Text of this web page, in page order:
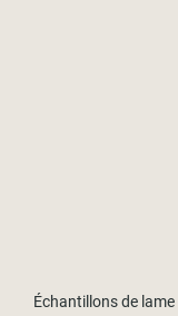
Échantillons de